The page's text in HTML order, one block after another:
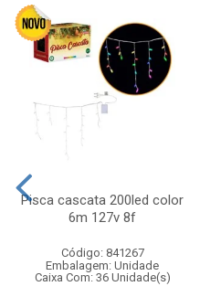
Pisca cascata 200led color
6m 127v 8f
Código: 841267
Embalagem: Unidade
Caixa Com: 36 Unidade(s)